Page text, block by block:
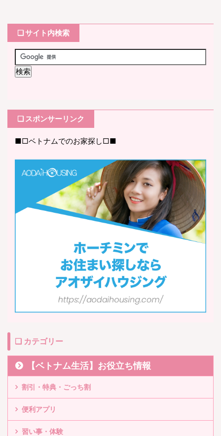
❏ サイト内検索
❏ スポンサーリンク
■□ベトナムでのお家探し□■
❏ カテゴリー
【ベトナム生活】お役立ち情報
割引・特典・ごっち割
便利アプリ
習い事・体験